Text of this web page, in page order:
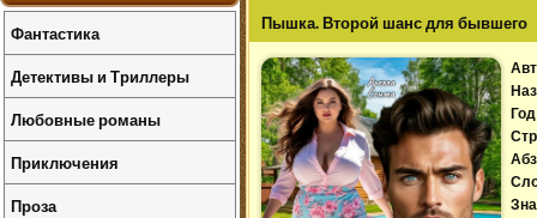
Пышка. Второй шанс для бывшего
Фантастика
Детективы и Триллеры
Любовные романы
Приключения
Проза